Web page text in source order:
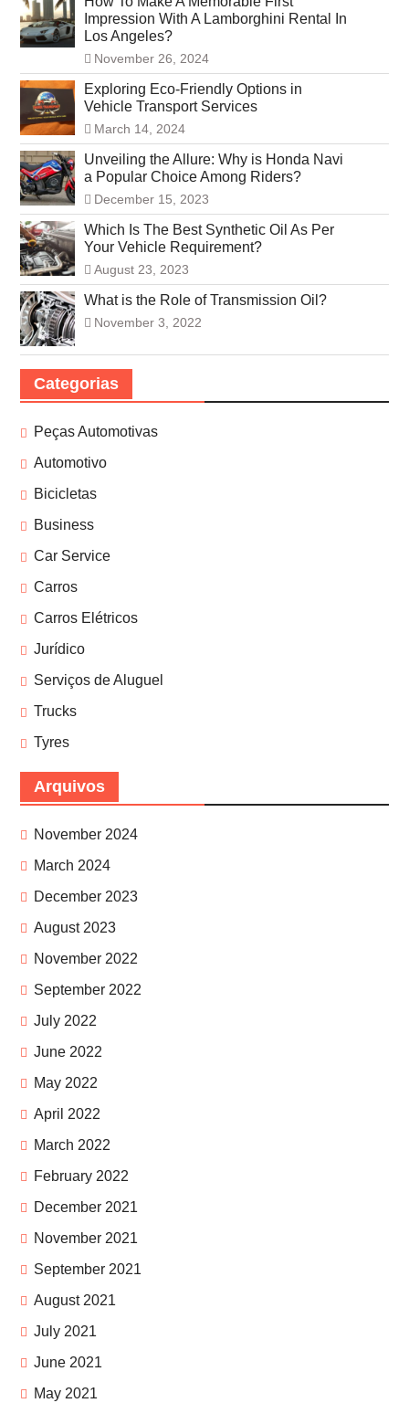
Impression With A Lamborghini Rental In
Los Angeles?
November 26, 2024
Exploring Eco-Friendly Options in
Vehicle Transport Services
March 14, 2024
Unveiling the Allure: Why is Honda Navi
a Popular Choice Among Riders?
December 15, 2023
Which Is The Best Synthetic Oil As Per
Your Vehicle Requirement?
August 23, 2023
What is the Role of Transmission Oil?
November 3, 2022
Categorias
Peças Automotivas
Automotivo
Bicicletas
Business
Car Service
Carros
Carros Elétricos
Jurídico
Serviços de Aluguel
Trucks
Tyres
Arquivos
November 2024
March 2024
December 2023
August 2023
November 2022
September 2022
July 2022
June 2022
May 2022
April 2022
March 2022
February 2022
December 2021
November 2021
September 2021
August 2021
July 2021
June 2021
May 2021